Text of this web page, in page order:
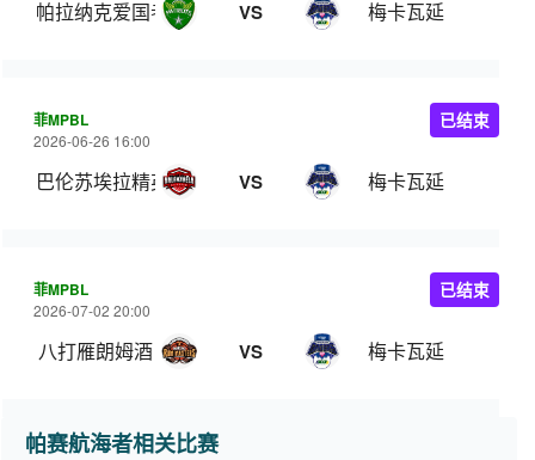
帕拉纳克爱国者 VS 梅卡瓦延
菲MPBL
2026-06-26 16:00
巴伦苏埃拉精英 VS 梅卡瓦延
已结束
菲MPBL
2026-07-02 20:00
八打雁朗姆酒 VS 梅卡瓦延
已结束
帕赛航海者相关比赛